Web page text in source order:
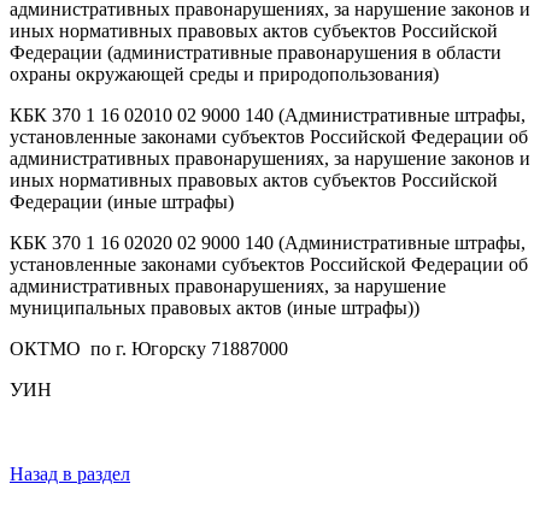
административных правонарушениях, за нарушение законов и
иных нормативных правовых актов субъектов Российской
Федерации (административные правонарушения в области
охраны окружающей среды и природопользования)
КБК 370 1 16 02010 02 9000 140 (Административные штрафы,
установленные законами субъектов Российской Федерации об
административных правонарушениях, за нарушение законов и
иных нормативных правовых актов субъектов Российской
Федерации (иные штрафы)
КБК 370 1 16 02020 02 9000 140 (Административные штрафы,
установленные законами субъектов Российской Федерации об
административных правонарушениях, за нарушение
муниципальных правовых актов (иные штрафы))
ОКТМО по г. Югорску 71887000
УИН
Назад в раздел